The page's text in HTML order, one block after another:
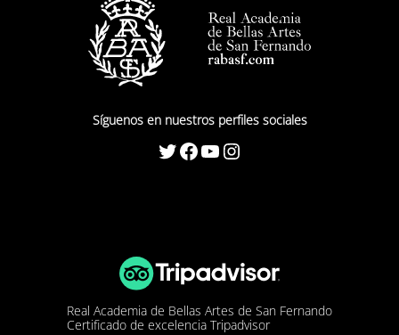
Síguenos en nuestros perfiles sociales
Twitter Facebook YouTube Instagram
Real Academia de Bellas Artes de San Fernando
Certificado de excelencia Tripadvisor